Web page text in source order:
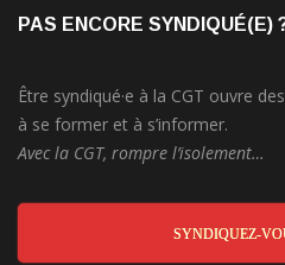
PAS ENCORE SYNDIQUÉ(E)
Être syndiqué·e à la CGT ouvre
à se former et à s’informer.
Avec la CGT, rompre l’isolement…
SYNDIQUEZ-